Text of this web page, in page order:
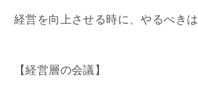
経営を向上させる時に、やるべきは
【経営層の会議】